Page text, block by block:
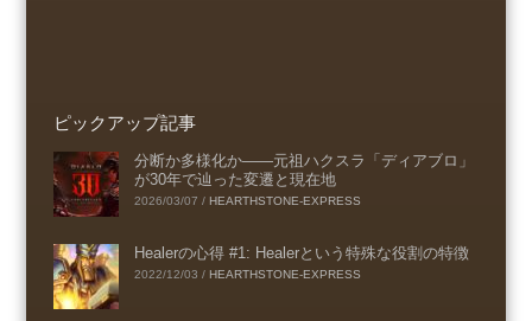
ピックアップ記事
分断か多様化か――元祖ハクスラ「ディアブロ」
が30年で辿った変遷と現在地
2026/03/07 / HEARTHSTONE-EXPRESS
Healerの心得 #1: Healerという特殊な役割の特徴
2022/12/03 / HEARTHSTONE-EXPRESS